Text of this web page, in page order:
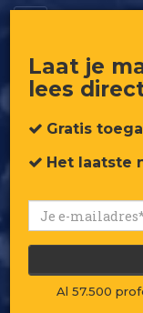
Laat je
lees
Gratis
Het laatste
Al 57.500